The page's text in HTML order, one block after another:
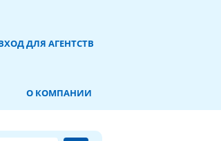
ДЛЯ АГЕНТСТВ
О КОМПАНИИ